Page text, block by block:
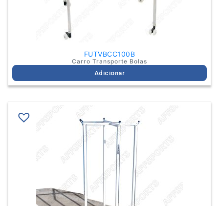
FUTVBCC100B
Carro Transporte Bolas
Adicionar